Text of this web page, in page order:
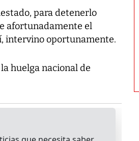
para detenerlo
afortunadamente el
intervino oportunamente.
huelga nacional de